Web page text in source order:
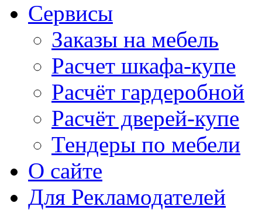
Сервисы
Заказы на мебель
Расчет шкафа-купе
Расчёт гардеробной
Расчёт дверей-купе
Тендеры по мебели
О сайте
Для Рекламодателей